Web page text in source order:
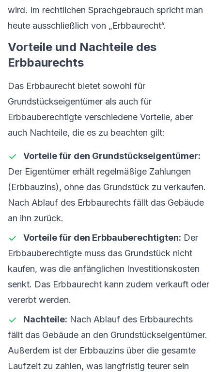
wird. Im rechtlichen Sprachgebrauch spricht man
heute ausschließlich von „Erbbaurecht“.
Vorteile und Nachteile des
Erbbaurechts
Das Erbbaurecht bietet sowohl für
Grundstückseigentümer als auch für
Erbbauberechtigte verschiedene Vorteile, aber
auch Nachteile, die es zu beachten gilt:
Vorteile für den Grundstückseigentümer:
Der Eigentümer erhält regelmäßige Zahlungen
(Erbbauzins), ohne das Grundstück zu verkaufen.
Nach Ablauf des Erbbaurechts fällt das Gebäude
an ihn zurück.
Vorteile für den Erbbauberechtigten: Der
Erbbauberechtigte muss das Grundstück nicht
kaufen, was die anfänglichen Investitionskosten
senkt. Das Erbbaurecht kann zudem verkauft oder
vererbt werden.
Nachteile: Nach Ablauf des Erbbaurechts
fällt das Gebäude an den Grundstückseigentümer.
Außerdem ist der Erbbauzins über die gesamte
Laufzeit zu zahlen, was langfristig teurer sein